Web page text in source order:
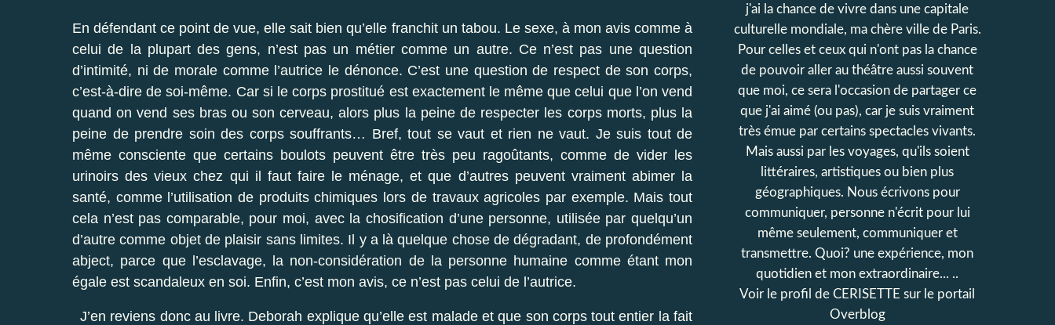
En défendant ce point de vue, elle sait bien qu’elle franchit un tabou. Le sexe, à mon avis comme à
celui de la plupart des gens, n’est pas un métier comme un autre. Ce n’est pas une question
d’intimité, ni de morale comme l’autrice le dénonce. C’est une question de respect de son corps,
c’est-à-dire de soi-même. Car si le corps prostitué est exactement le même que celui que l’on vend
quand on vend ses bras ou son cerveau, alors plus la peine de respecter les corps morts, plus la
peine de prendre soin des corps souffrants… Bref, tout se vaut et rien ne vaut. Je suis tout de
même consciente que certains boulots peuvent être très peu ragoûtants, comme de vider les
urinoirs des vieux chez qui il faut faire le ménage, et que d’autres peuvent vraiment abimer la
santé, comme l’utilisation de produits chimiques lors de travaux agricoles par exemple. Mais tout
cela n’est pas comparable, pour moi, avec la chosification d’une personne, utilisée par quelqu’un
d’autre comme objet de plaisir sans limites. Il y a là quelque chose de dégradant, de profondément
abject, parce que l’esclavage, la non-considération de la personne humaine comme étant mon
égale est scandaleux en soi. Enfin, c’est mon avis, ce n’est pas celui de l’autrice.
J’en reviens donc au livre. Deborah explique qu’elle est malade et que son corps tout entier la fait
j'ai la chance de vivre dans une capitale
culturelle mondiale, ma chère ville de Paris.
Pour celles et ceux qui n'ont pas la chance
de pouvoir aller au théâtre aussi souvent
que moi, ce sera l'occasion de partager ce
que j'ai aimé (ou pas), car je suis vraiment
très émue par certains spectacles vivants.
Mais aussi par les voyages, qu'ils soient
littéraires, artistiques ou bien plus
géographiques. Nous écrivons pour
communiquer, personne n'écrit pour lui
même seulement, communiquer et
transmettre. Quoi? une expérience, mon
quotidien et mon extraordinaire... ..
Voir le profil de CERISETTE sur le portail
Overblog